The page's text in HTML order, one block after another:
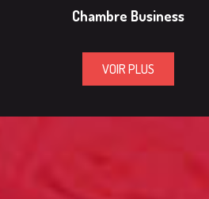
Chambre Business
VOIR PLUS